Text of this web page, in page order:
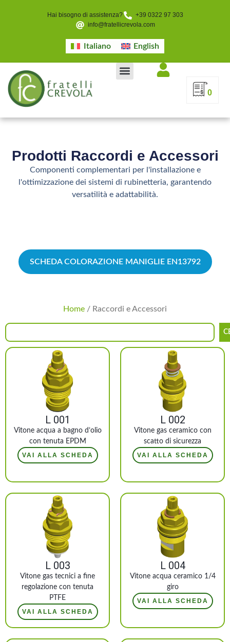
Hai bisogno di assistenza?
+39 0322 97 303
info@fratellicrevola.com
Italiano English
0
Prodotti Raccordi e Accessori
Componenti complementari per l'installazione e
l'ottimizzazione dei sistemi di rubinetteria, garantendo
versatilità e adattabilità.
SCHEDA COLORAZIONE MANIGLIE EN13792
Home / Raccordi e Accessori
L 001
Vitone acqua a bagno d’olio
con tenuta EPDM
VAI ALLA SCHEDA
L 002
Vitone gas ceramico con
scatto di sicurezza
VAI ALLA SCHEDA
L 003
Vitone gas tecnici a fine
regolazione con tenuta
PTFE
VAI ALLA SCHEDA
L 004
Vitone acqua ceramico 1/4
giro
VAI ALLA SCHEDA